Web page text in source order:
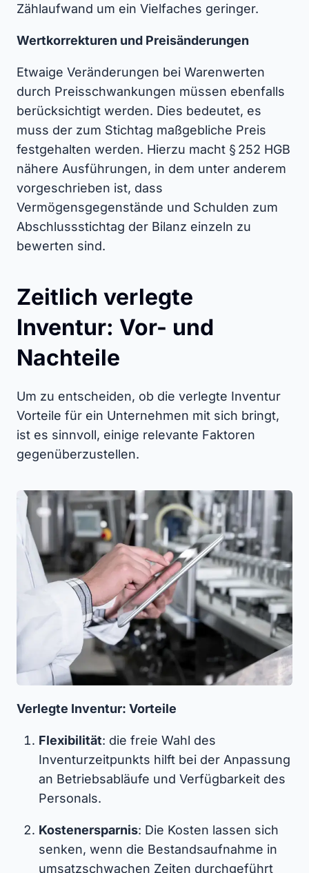
Zählaufwand um ein Vielfaches geringer.
Wertkorrekturen und Preisänderungen
Etwaige Veränderungen bei Warenwerten
durch Preisschwankungen müssen ebenfalls
berücksichtigt werden. Dies bedeutet, es
muss der zum Stichtag maßgebliche Preis
festgehalten werden. Hierzu macht § 252 HGB
nähere Ausführungen, in dem unter anderem
vorgeschrieben ist, dass
Vermögensgegenstände und Schulden zum
Abschlussstichtag der Bilanz einzeln zu
bewerten sind.
Zeitlich verlegte
Inventur: Vor- und
Nachteile
Um zu entscheiden, ob die verlegte Inventur
Vorteile für ein Unternehmen mit sich bringt,
ist es sinnvoll, einige relevante Faktoren
gegenüberzustellen.
Verlegte Inventur: Vorteile
Flexibilität: die freie Wahl des
Inventurzeitpunkts hilft bei der Anpassung
an Betriebsabläufe und Verfügbarkeit des
Personals.
Kostenersparnis: Die Kosten lassen sich
senken, wenn die Bestandsaufnahme in
umsatzschwachen Zeiten durchgeführt